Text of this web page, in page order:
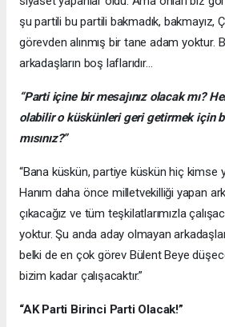
şu partili bu partili bakmadık, bakmayız,
görevden alınmış bir tane adam yoktur.
arkadaşların boş laflarıdır…
“Parti içine bir mesajınız olacak mı?
olabilir o küskünleri geri getirmek için
mısınız?”
“Bana küskün, partiye küskün hiç kimse
Hanım daha önce milletvekilliği yapan
çıkacağız ve tüm teşkilatlarımızla
yoktur. Şu anda aday olmayan
belki de en çok görev Bülent Beye
bizim kadar çalışacaktır.”
“AK Parti Birinci Parti Olacak!”